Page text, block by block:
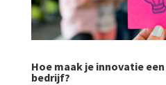
Hoe maak je innovatie
bedrijf?